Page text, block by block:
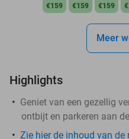
€159 €159 €159
Meer
Highlights
Geniet van een gezellig
ontbijt en parkeren aan
Zie hier de inhoud van de